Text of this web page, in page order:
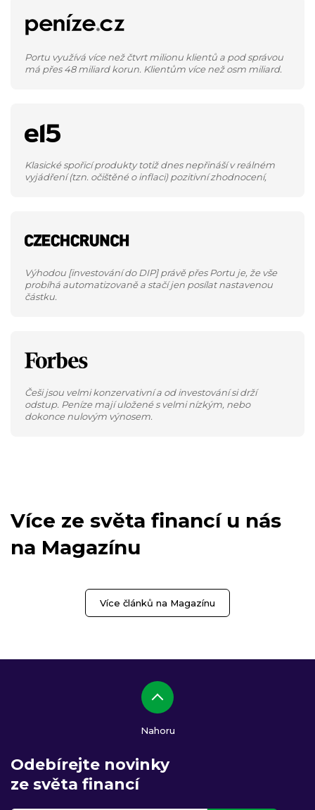
Portu využívá více než čtvrt milionu klientů a pod správou
má přes 48 miliard korun. Klientům více než osm miliard.
Klasické spořicí produkty totiž dnes nepřináší v reálném
vyjádření (tzn. očištěné o inflaci) pozitivní zhodnocení,
Výhodou [investování do DIP] právě přes Portu je, že vše
probíhá automatizovaně a stačí jen posílat nastavenou
částku.
Češi jsou velmi konzervativní a od investování si drží
odstup. Peníze mají uložené s velmi nízkým, nebo
dokonce nulovým výnosem.
Více ze světa financí u nás
na Magazínu
Více článků na Magazínu
Odebírejte novinky
ze světa financí
Nahoru